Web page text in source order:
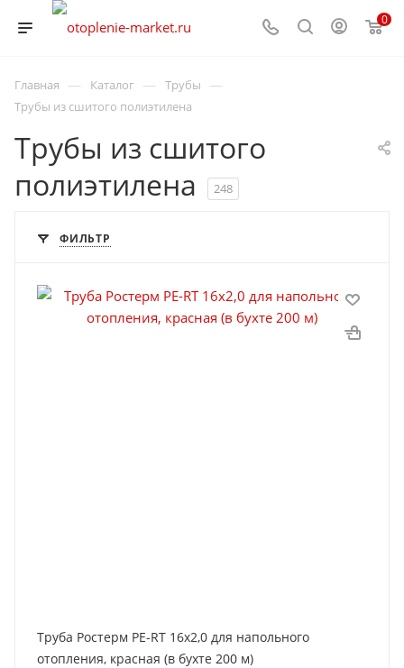
0
Главная — Каталог — Трубы —
Трубы из сшитого полиэтилена
Трубы из сшитого
полиэтилена
248
ФИЛЬТР
Труба Ростерм PE-RT 16х2,0 для напольного
отопления, красная (в бухте 200 м)